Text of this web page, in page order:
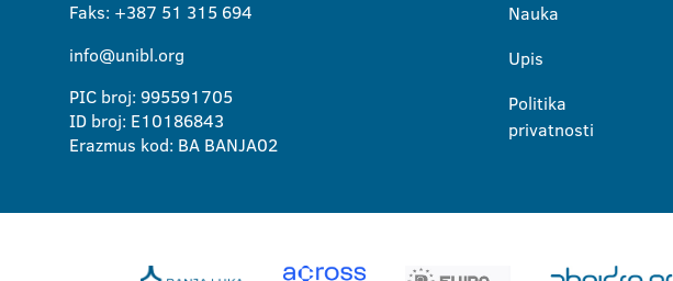
Faks: +387 51 315 694
info@unibl.org
PIC broj: 995591705
ID broj: E10186843
Erazmus kod: BA BANJA02
Nauka
Upis
Politika
privatnosti